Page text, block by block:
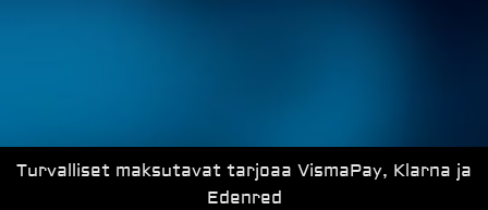
Turvalliset maksutavat tarjoaa VismaPay, Klarna ja
Edenred